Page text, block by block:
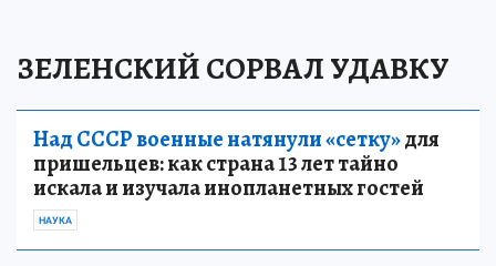
ЗЕЛЕНСКИЙ СОРВАЛ УДАВКУ
Над СССР военные натянули «сетку»для
пришельцев: как страна 13 лет тайно
искала и изучала инопланетных гостей
НАУКА